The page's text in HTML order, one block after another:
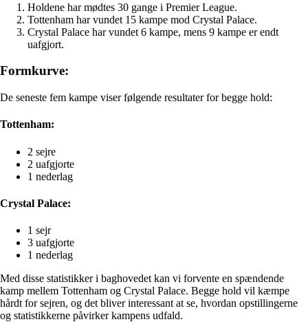
Holdene har mødtes 30 gange i Premier League.
Tottenham har vundet 15 kampe mod Crystal Palace.
Crystal Palace har vundet 6 kampe, mens 9 kampe er endt
uafgjort.
Formkurve:
De seneste fem kampe viser følgende resultater for begge hold:
Tottenham:
2 sejre
2 uafgjorte
1 nederlag
Crystal Palace:
1 sejr
3 uafgjorte
1 nederlag
Med disse statistikker i baghovedet kan vi forvente en spændende
kamp mellem Tottenham og Crystal Palace. Begge hold vil kæmpe
hårdt for sejren, og det bliver interessant at se, hvordan opstillingerne
og statistikkerne påvirker kampens udfald.